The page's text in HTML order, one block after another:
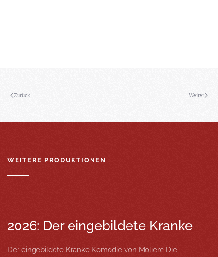
Zurück Weiter
WEITERE PRODUKTIONEN
2026: Der eingebildete Kranke
Der eingebildete Kranke Komödie von Molière Die